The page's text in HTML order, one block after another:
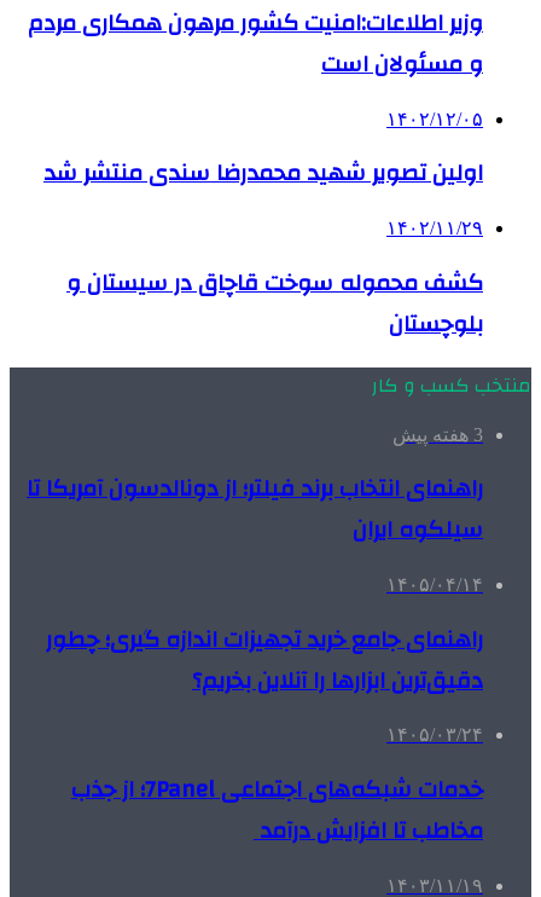
وزیر اطلاعات:امنیت کشور مرهون همکاری مردم
و مسئولان است
۱۴۰۲/۱۲/۰۵
اولین تصویر شهید محمدرضا سندی منتشر شد
۱۴۰۲/۱۱/۲۹
کشف محموله سوخت قاچاق در سیستان و
بلوچستان
منتخب کسب و کار
3 هفته پیش
راهنمای انتخاب برند فیلتر؛ از دونالدسون آمریکا تا
سیلکوه ایران
۱۴۰۵/۰۴/۱۴
راهنمای جامع خرید تجهیزات اندازه گیری؛ چطور
دقیق‌ترین ابزارها را آنلاین بخریم؟
۱۴۰۵/۰۳/۲۴
خدمات شبکه‌های اجتماعی 7Panel؛ از جذب
مخاطب تا افزایش درآمد
۱۴۰۳/۱۱/۱۹